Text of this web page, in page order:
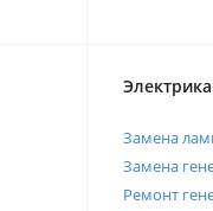
Электрика
Замена
Замена
Ремонт